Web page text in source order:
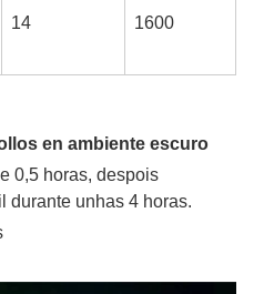
14 1600
en ambiente escuro
0,5 horas, despois
durante unhas 4 horas.